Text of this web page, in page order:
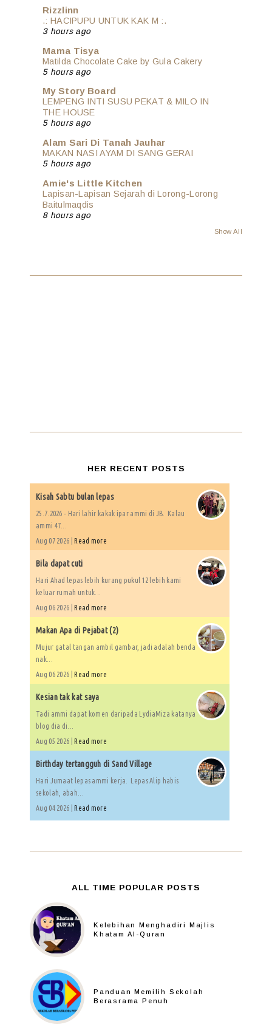
Rizzlinn
.: HACIPUPU UNTUK KAK M :.
3 hours ago
Mama Tisya
Matilda Chocolate Cake by Gula Cakery
5 hours ago
My Story Board
LEMPENG INTI SUSU PEKAT & MILO IN
THE HOUSE
5 hours ago
Alam Sari Di Tanah Jauhar
MAKAN NASI AYAM DI SANG GERAI
5 hours ago
Amie's Little Kitchen
Lapisan-Lapisan Sejarah di Lorong-Lorong
Baitulmaqdis
8 hours ago
Show All
HER RECENT POSTS
Kisah Sabtu bulan lepas
25.7.2026 - Hari lahir kakak ipar ammi di JB. Kalau
ammi 47...
Aug 07 2026 | Read more
Bila dapat cuti
Hari Ahad lepas lebih kurang pukul 12 lebih kami
keluar rumah untuk...
Aug 06 2026 | Read more
Makan Apa di Pejabat (2)
Mujur gatal tangan ambil gambar, jadi adalah benda
nak...
Aug 06 2026 | Read more
Kesian tak kat saya
Tadi ammi dapat komen daripada LydiaMiza katanya
blog dia di...
Aug 05 2026 | Read more
Birthday tertangguh di Sand Village
Hari Jumaat lepas ammi kerja. Lepas Alip habis
sekolah, abah...
Aug 04 2026 | Read more
ALL TIME POPULAR POSTS
Kelebihan Menghadiri Majlis
Khatam Al-Quran
Panduan Memilih Sekolah
Berasrama Penuh